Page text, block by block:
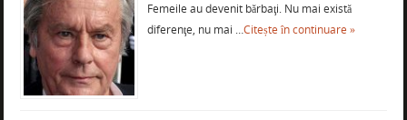
Femeile au devenit bărbaţi. Nu mai există
diferenţe, nu mai …Citește în continuare »